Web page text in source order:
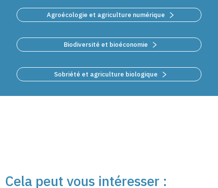
Agroécologie et agriculture numérique
Biodiversité et bioéconomie
Sobriété et agriculture biologique
Cela peut vous intéresser :